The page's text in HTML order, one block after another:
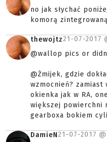
no jak słychać
komorą zintegrowaną
thewojtz21-07-2017
@wallop pics or
@Żmijek, gdzie
wzmocnień?
okienka jak w RA,
większej powierchni
gearboxa bokiem
DamieN21-07-2017 @